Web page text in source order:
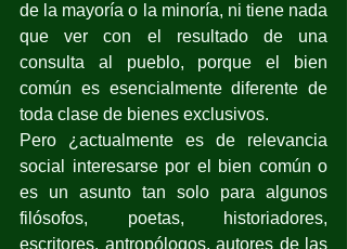
de la mayoría o la minoría, ni tiene nada
que ver con el resultado de una
consulta al pueblo, porque el bien
común es esencialmente diferente de
toda clase de bienes exclusivos.
Pero ¿actualmente es de relevancia
social interesarse por el bien común o
es un asunto tan solo para algunos
filósofos, poetas, historiadores,
escritores, antropólogos, autores de las